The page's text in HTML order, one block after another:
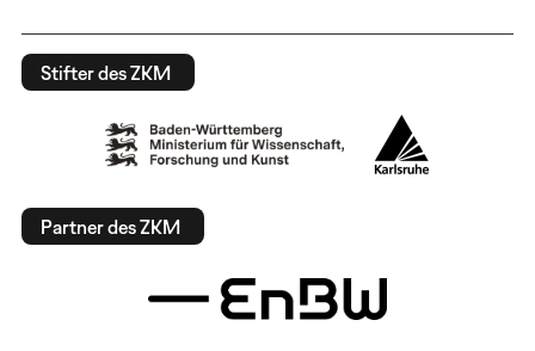
Stifter des ZKM
Partner des ZKM